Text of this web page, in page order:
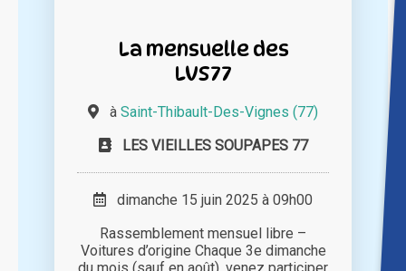
La mensuelle des
LVS77
à Saint-Thibault-Des-Vignes (77)
LES VIEILLES SOUPAPES 77
dimanche 15 juin 2025 à 09h00
Rassemblement mensuel libre –
Voitures d’origine Chaque 3e dimanche
du mois (sauf en août), venez participer